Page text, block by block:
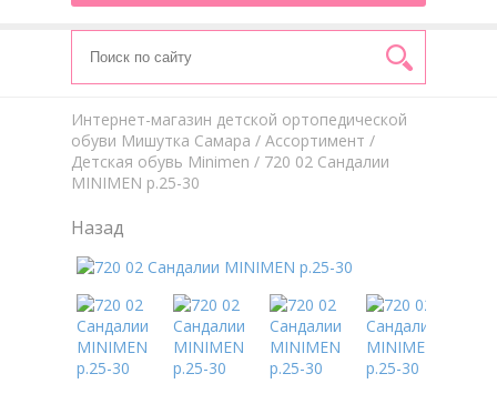
Интернет-магазин детской ортопедической
обуви Мишутка Самара / Aссортимент /
Детская обувь Minimen / 720 02 Сандалии
MINIMEN р.25-30
Назад